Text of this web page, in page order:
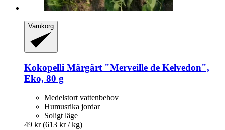
Varukorg
Kokopelli Märgärt "Merveille de Kelvedon",
Eko, 80 g
Medelstort vattenbehov
Humusrika jordar
Soligt läge
49 kr (613 kr / kg)